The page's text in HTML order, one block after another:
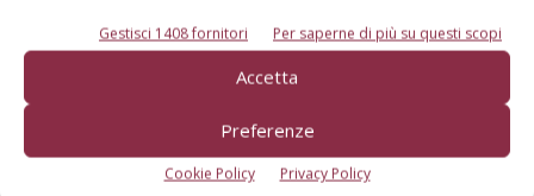
Gestisci 1408 fornitori Per saperne di più su questi scopi
Accetta
Preferenze
Cookie Policy Privacy Policy
prodotto!